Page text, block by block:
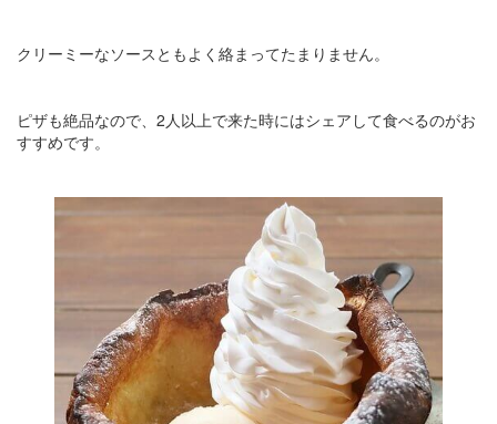
クリーミーなソースともよく絡まってたまりません。
ピザも絶品なので、2人以上で来た時にはシェアして食べるのがお
すすめです。